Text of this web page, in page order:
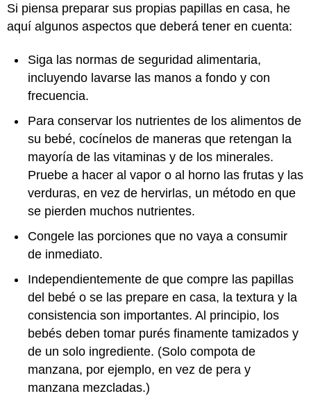
Si piensa preparar sus propias papillas en casa, he
aquí algunos aspectos que deberá tener en cuenta:
Siga las normas de seguridad alimentaria,
incluyendo lavarse las manos a fondo y con
frecuencia.
Para conservar los nutrientes de los alimentos de
su bebé, cocínelos de maneras que retengan la
mayoría de las vitaminas y de los minerales.
Pruebe a hacer al vapor o al horno las frutas y las
verduras, en vez de hervirlas, un método en que
se pierden muchos nutrientes.
Congele las porciones que no vaya a consumir
de inmediato.
Independientemente de que compre las papillas
del bebé o se las prepare en casa, la textura y la
consistencia son importantes. Al principio, los
bebés deben tomar purés finamente tamizados y
de un solo ingrediente. (Solo compota de
manzana, por ejemplo, en vez de pera y
manzana mezcladas.)